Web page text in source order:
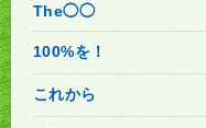
The◯◯
100%を！
これから